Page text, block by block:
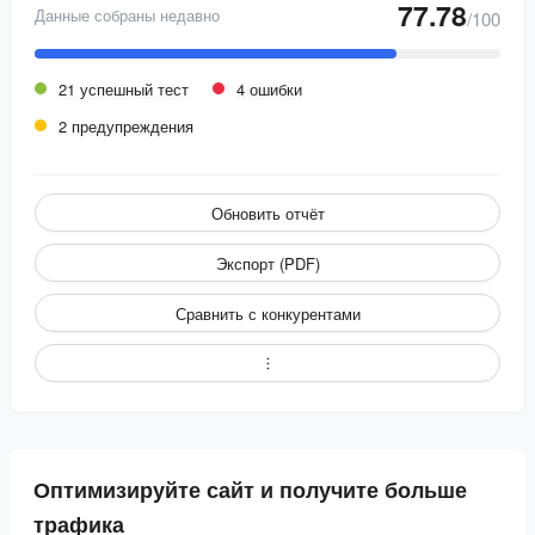
Данные собраны недавно 77.78/100
21 успешный тест
4 ошибки
2 предупреждения
Обновить отчёт
Экспорт (PDF)
Сравнить с конкурентами
Оптимизируйте сайт и получите больше
трафика